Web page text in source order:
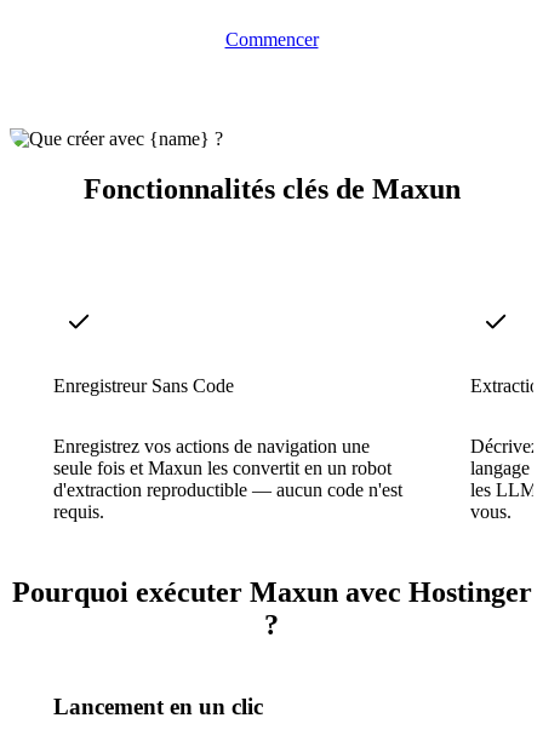
Commencer
Fonctionnalités clés de Maxun
Enregistreur Sans Code
Enregistrez vos actions de navigation une
seule fois et Maxun les convertit en un robot
d'extraction reproductible — aucun code n'est
requis.
Décrivez
langage
les LLM
vous.
Pourquoi exécuter Maxun avec Hostinger
?
Lancement en un clic